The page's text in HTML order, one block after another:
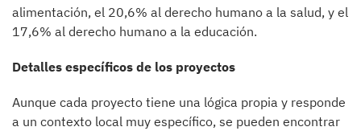
alimentación, el 20,6% al derecho humano a la salud, y el
17,6% al derecho humano a la educación.
Detalles específicos de los proyectos
Aunque cada proyecto tiene una lógica propia y responde
a un contexto local muy específico, se pueden encontrar